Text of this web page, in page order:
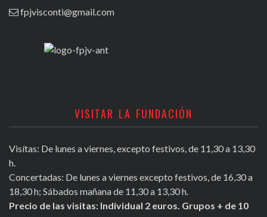
fpjvisconti@gmail.com
VISITAR LA FUNDACIÓN
Visítas: De lunes a viernes, excepto festivos, de 11,30 a 13,30
h.
Concertadas: De lunes a viernes excepto festivos, de 16,30 a
18,30 h; Sábados mañana de 11,30 a 13,30 h.
Precio de las visitas: Individual 2 euros. Grupos + de 10